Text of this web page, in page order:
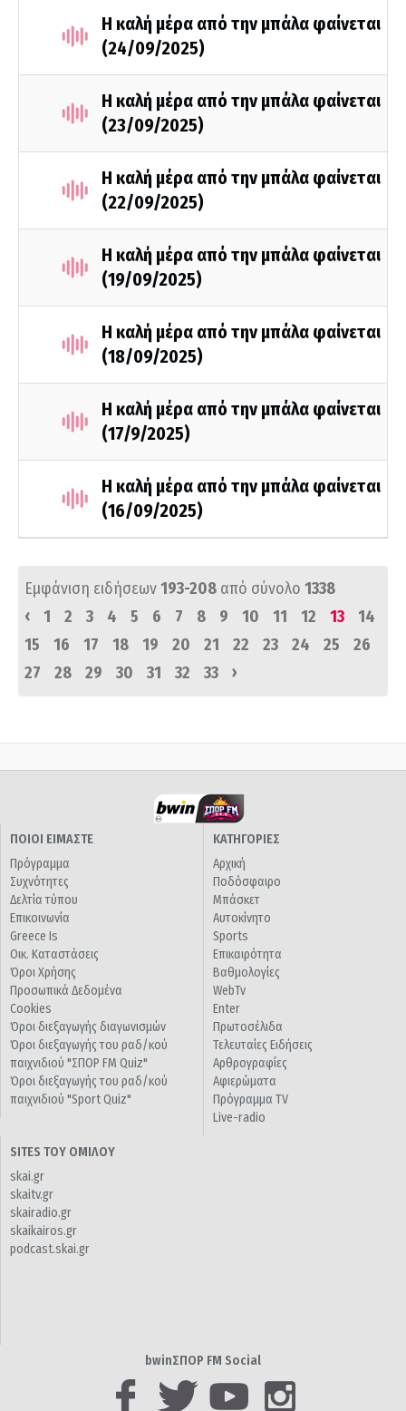
Η καλή μέρα από την μπάλα φαίνεται
(24/09/2025)
Η καλή μέρα από την μπάλα φαίνεται
(23/09/2025)
Η καλή μέρα από την μπάλα φαίνεται
(22/09/2025)
Η καλή μέρα από την μπάλα φαίνεται
(19/09/2025)
Η καλή μέρα από την μπάλα φαίνεται
(18/09/2025)
Η καλή μέρα από την μπάλα φαίνεται
(17/9/2025)
Η καλή μέρα από την μπάλα φαίνεται
(16/09/2025)
Εμφάνιση ειδήσεων193-208 από σύνολο 1338
‹
1 2 3 4 5 6 7 8 9 10 11 12 13
14
15
16 17 18 19 20 21 22 23 24 25
26
27
28 29 30 31 32 33 ›
ΠΟΙΟΙ ΕΙΜΑΣΤΕ
Πρόγραμμα
Συχνότητες
Δελτία τύπου
Επικοινωνία
Greece Is
Οικ. Καταστάσεις
Όροι Χρήσης
Προσωπικά Δεδομένα
Cookies
Όροι διεξαγωγής διαγωνισμών
Όροι διεξαγωγής του ραδ/κού
παιχνιδιού "ΣΠΟΡ FM Quiz"
Όροι διεξαγωγής του ραδ/κού
παιχνιδιού "Sport Quiz"
ΚΑΤΗΓΟΡΙΕΣ
Αρχική
Ποδόσφαιρο
Μπάσκετ
Αυτοκίνητο
Sports
Επικαιρότητα
Βαθμολογίες
WebTv
Enter
Πρωτοσέλιδα
Τελευταίες Ειδήσεις
Αρθρογραφίες
Αφιερώματα
Πρόγραμμα TV
Live-radio
SITES ΤΟΥ ΟΜΙΛΟΥ
skai.gr
skaitv.gr
skairadio.gr
skaikairos.gr
podcast.skai.gr
bwinΣΠΟΡ FM Social